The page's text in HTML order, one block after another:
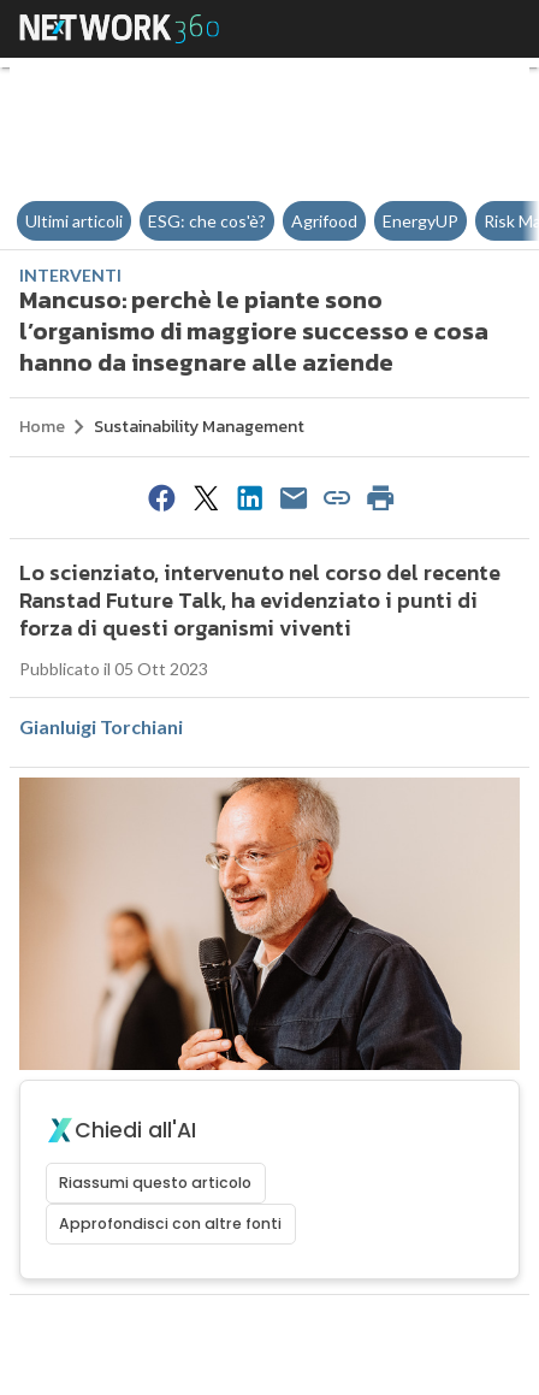
Mancuso: perchè le piante sono
Ultimi articoli ESG: che cos'è? Agrifood EnergyUP Risk
INTERVENTI
Mancuso: perchè le piante sono
l’organismo di maggiore successo e cosa
hanno da insegnare alle aziende
Home Sustainability Management
Lo scienziato, intervenuto nel corso del recente
Ranstad Future Talk, ha evidenziato i punti di
forza di questi organismi viventi
Pubblicato il 05 Ott 2023
Gianluigi Torchiani
Chiedi all'AI
Riassumi questo articolo
Approfondisci con altre fonti